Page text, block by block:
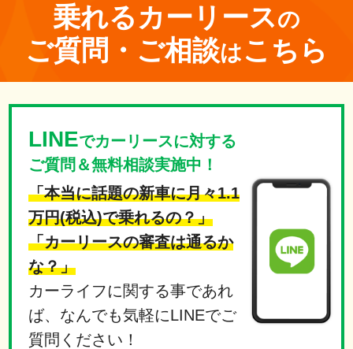
乗れる カーリースの
ご質問・ご相談はこちら
LINEでカーリースに対する
ご質問＆無料相談実施中！
「本当に話題の新車に月々1.1
万円(税込)で乗れるの？」
「カーリースの審査は通るか
な？」
カーライフに関する事であれ
ば、なんでも気軽にLINEでご
質問ください！